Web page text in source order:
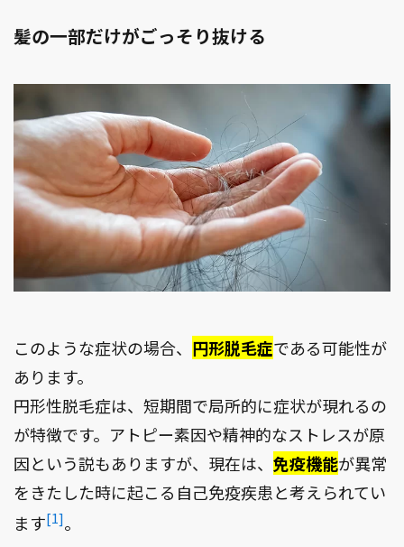
髪の一部だけがごっそり抜ける
このような症状の場合、 円形脱毛症である可能性が
あります。
円形性脱毛症は、短期間で局所的に症状が現れるの
が特徴です。アトピー素因や精神的なストレスが原
因という説もありますが、現在は、 免疫機能が異常
をきたした時に起こる自己免疫疾患と考えられてい
ます[1]。